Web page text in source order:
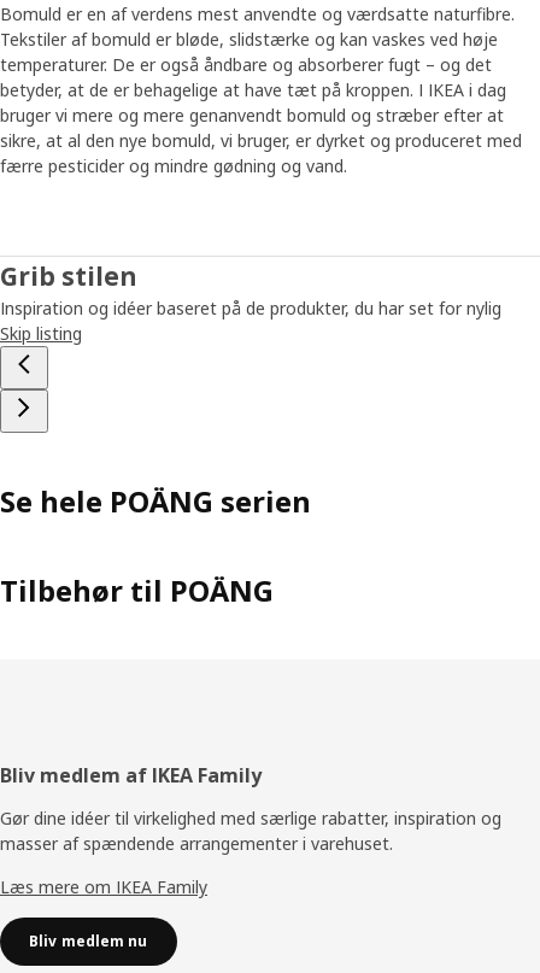
Bomuld er en af verdens mest anvendte og værdsatte naturfibre.
Tekstiler af bomuld er bløde, slidstærke og kan vaskes ved høje
temperaturer. De er også åndbare og absorberer fugt – og det
betyder, at de er behagelige at have tæt på kroppen. I IKEA i dag
bruger vi mere og mere genanvendt bomuld og stræber efter at
sikre, at al den nye bomuld, vi bruger, er dyrket og produceret med
færre pesticider og mindre gødning og vand.
Grib stilen
Inspiration og idéer baseret på de produkter, du har set for nylig
Skip listing
Se hele POÄNG serien
Tilbehør til POÄNG
Footer
Bliv medlem af IKEA Family
Gør dine idéer til virkelighed med særlige rabatter, inspiration og
masser af spændende arrangementer i varehuset.
Læs mere om IKEA Family
Bliv medlem nu